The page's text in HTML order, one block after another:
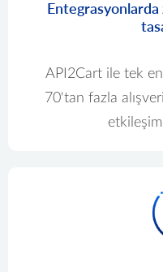
API2Cart ile tek
70'tan fazla